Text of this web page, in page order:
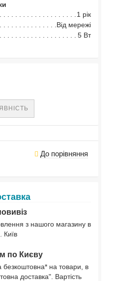
1 рік
Від мережі
5 Вт
До порівняння
з нашого магазину в
Київ
по Києву
безкоштовна* на товари, в
доставка". Вартість